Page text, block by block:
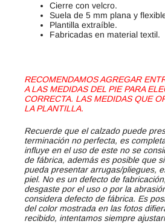
Cierre con velcro.
Suela de 5 mm plana y
Plantilla extraíble.
Fabricadas en material textil.
RECOMENDAMOS AGREGAR
A LAS MEDIDAS DEL PIE PARA
CORRECTA. LAS MEDIDAS QUE
LA PLANTILLA.
Recuerde que el calzado puede
terminación no perfecta, es
influye en el uso de este no se
de fábrica, además es posible que
pueda presentar arrugas/pliegues,
piel. No es un defecto de
desgaste por el uso o por la
considera defecto de fábrica. Es
del color mostrada en las fotos
recibido, intentamos siempre